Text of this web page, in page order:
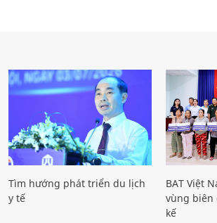
Tìm hướng phát triển du lịch
y tế
BAT Việt
vùng biên
kế